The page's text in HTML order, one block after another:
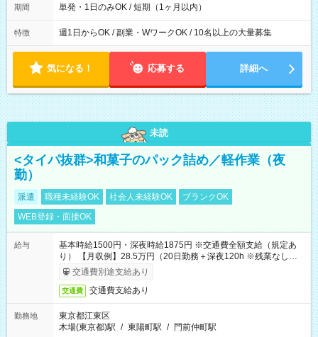
期間 単発・1日のみOK / 短期（1ヶ月以内）
特徴 週1日からOK / 副業・WワークOK / 10名以上の大量募集
気になる！ 応募する 詳細へ
未読
<タイパ抜群>和菓子のパック詰め／軽作業（夜
勤）
派遣 職種未経験OK 社会人未経験OK
ブランクOK
WEB登録・面接OK
給与
基本時給1500円・深夜時給1875円 ※交通費全額支給（規定あ
り） 【月収例】28.5万円（20日勤務＋深夜120h ※残業なしの場
合）交通費別途支給あり
交通費 交通費支給あり
勤務地
東京都江東区
木場(東京都)駅 / 東陽町駅 / 門前仲町駅